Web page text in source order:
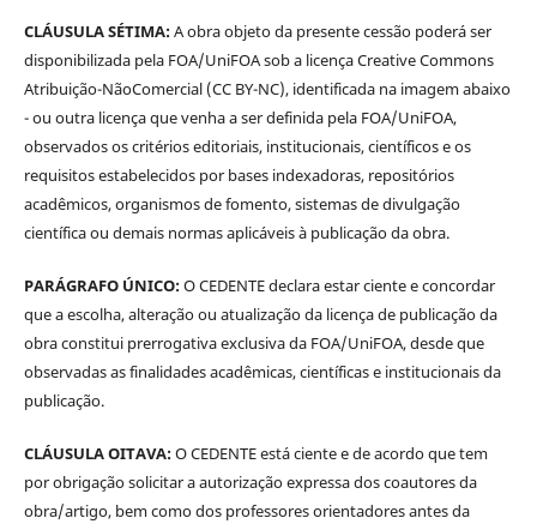
CLÁUSULA SÉTIMA:A obra objeto da presente cessão poderá ser
disponibilizada pela FOA/UniFOA sob a licença Creative Commons
Atribuição-NãoComercial (CC BY-NC), identificada na imagem abaixo
- ou outra licença que venha a ser definida pela FOA/UniFOA,
observados os critérios editoriais, institucionais, científicos e os
requisitos estabelecidos por bases indexadoras, repositórios
acadêmicos, organismos de fomento, sistemas de divulgação
científica ou demais normas aplicáveis à publicação da obra.
PARÁGRAFO ÚNICO:O CEDENTE declara estar ciente e concordar
que a escolha, alteração ou atualização da licença de publicação da
obra constitui prerrogativa exclusiva da FOA/UniFOA, desde que
observadas as finalidades acadêmicas, científicas e institucionais da
publicação.
CLÁUSULA OITAVA:O CEDENTE está ciente e de acordo que tem
por obrigação solicitar a autorização expressa dos coautores da
obra/artigo, bem como dos professores orientadores antes da